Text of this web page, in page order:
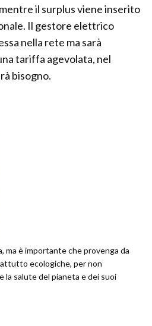
il surplus viene inserito
Il gestore elettrico
nella rete ma sarà
tariffa agevolata, nel
bisogno.
ma è importante che provenga da
ecologiche, per non
salute del pianeta e dei suoi